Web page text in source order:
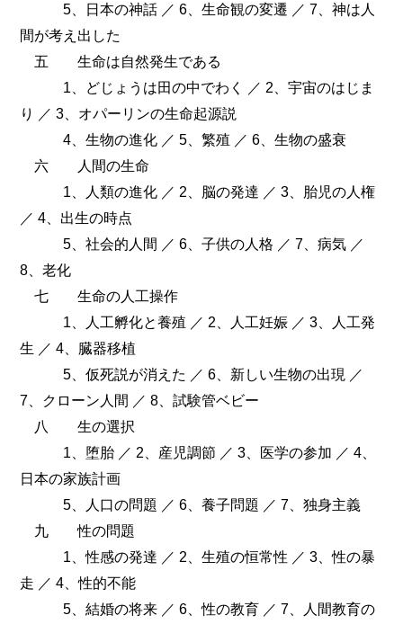
5、日本の神話 ／ 6、生命観の変遷 ／ 7、神は人
間が考え出した
五 生命は自然発生である
1、どじょうは田の中でわく ／ 2、宇宙のはじま
り ／ 3、オパーリンの生命起源説
4、生物の進化 ／ 5、繁殖 ／ 6、生物の盛衰
六 人間の生命
1、人類の進化 ／ 2、脳の発達 ／ 3、胎児の人権
／ 4、出生の時点
5、社会的人間 ／ 6、子供の人格 ／ 7、病気 ／
8、老化
七 生命の人工操作
1、人工孵化と養殖 ／ 2、人工妊娠 ／ 3、人工発
生 ／ 4、臓器移植
5、仮死説が消えた ／ 6、新しい生物の出現 ／
7、クローン人間 ／ 8、試験管ベビー
八 生の選択
1、堕胎 ／ 2、産児調節 ／ 3、医学の参加 ／ 4、
日本の家族計画
5、人口の問題 ／ 6、養子問題 ／ 7、独身主義
九 性の問題
1、性感の発達 ／ 2、生殖の恒常性 ／ 3、性の暴
走 ／ 4、性的不能
5、結婚の将来 ／ 6、性の教育 ／ 7、人間教育の